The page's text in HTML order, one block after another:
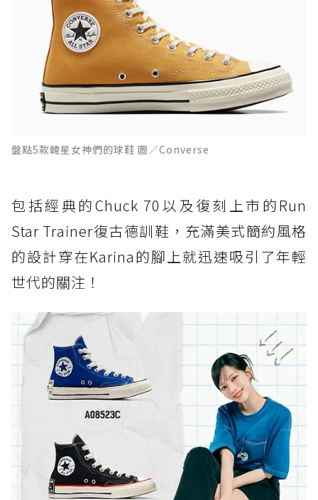
盤點5款韓星女神們的球鞋 圖／Converse
包括經典的Chuck 70以及復刻上市的Run
Star Trainer復古德訓鞋，充滿美式簡約風格
的設計穿在Karina的腳上就迅速吸引了年輕
世代的關注！